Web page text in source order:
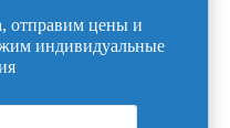
отправим цены и
индивидуальные